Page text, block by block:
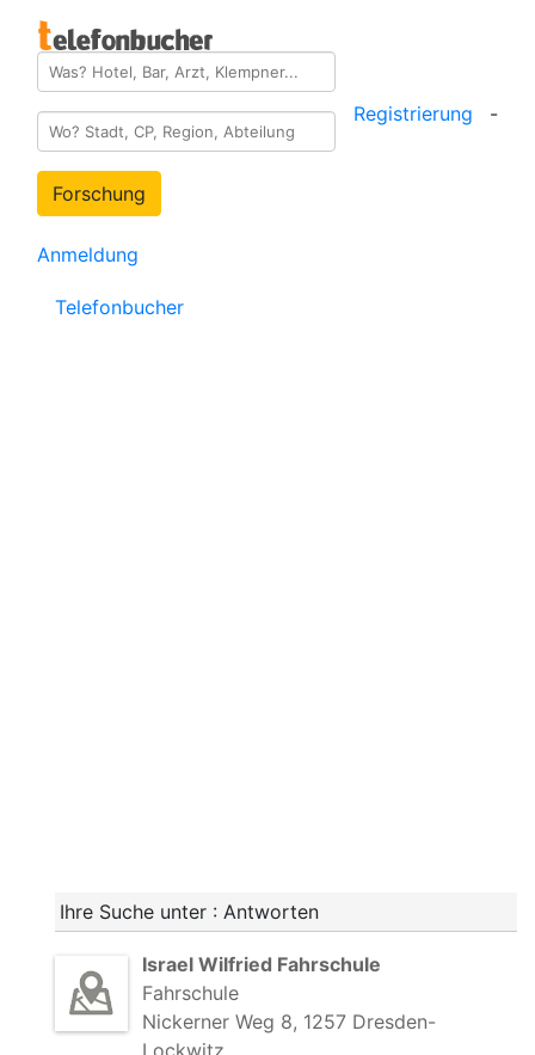
Forschung
Registrierung -
Anmeldung
Telefonbucher
Ihre Suche unter : Antworten
Israel Wilfried Fahrschule
Fahrschule
Nickerner Weg 8, 1257 Dresden-
Lockwitz